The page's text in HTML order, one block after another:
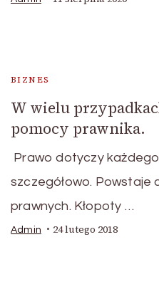
BIZNES
W wielu
pomocy prawnika.
Prawo dotyczy
szczegółowo. Powstaje
prawnych. Kłopoty …
Admin 24 lutego 2018